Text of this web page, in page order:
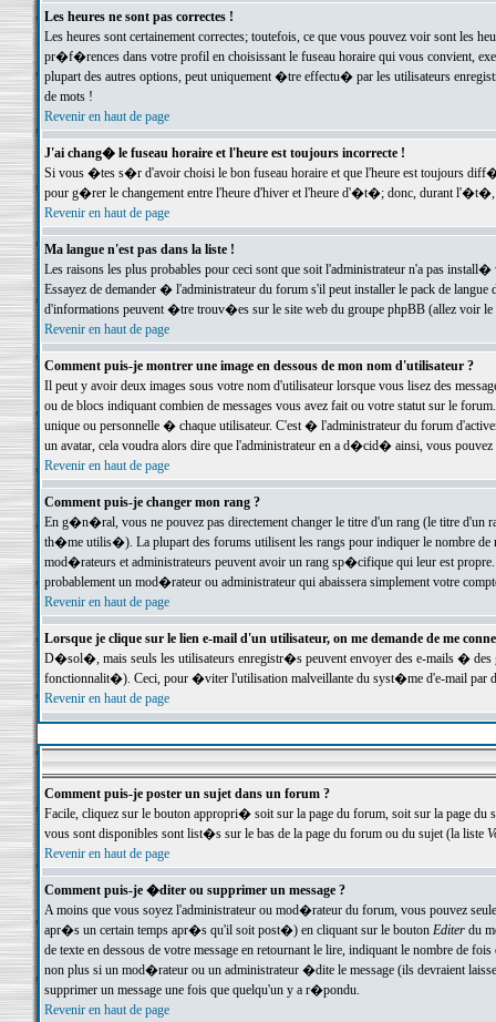
Les heures ne sont pas correctes !
Les heures sont certainement correctes; toutefois, ce que vous pouvez voir sont
pr�f�rences dans votre profil en choisissant le fuseau horaire qui vous convient,
plupart des autres options, peut uniquement �tre effectu� par les utilisateurs
de mots !
Revenir en haut de page
J'ai chang� le fuseau horaire et l'heure est toujours incorrecte !
Si vous �tes s�r d'avoir choisi le bon fuseau horaire et que l'heure est toujours
pour g�rer le changement entre l'heure d'hiver et l'heure d'�t�; donc, durant
Revenir en haut de page
Ma langue n'est pas dans la liste !
Les raisons les plus probables pour ceci sont que soit l'administrateur n'a pas
Essayez de demander � l'administrateur du forum s'il peut installer le pack de
d'informations peuvent �tre trouv�es sur le site web du groupe phpBB (allez voir le
Revenir en haut de page
Comment puis-je montrer une image en dessous de mon nom d'utilisateur ?
Il peut y avoir deux images sous votre nom d'utilisateur lorsque vous lisez des
ou de blocs indiquant combien de messages vous avez fait ou votre statut sur le
unique ou personnelle � chaque utilisateur. C'est � l'administrateur du forum
un avatar, cela voudra alors dire que l'administrateur en a d�cid� ainsi, vous
Revenir en haut de page
Comment puis-je changer mon rang ?
En g�n�ral, vous ne pouvez pas directement changer le titre d'un rang (le titre d'un
th�me utilis�). La plupart des forums utilisent les rangs pour indiquer le nombre de
mod�rateurs et administrateurs peuvent avoir un rang sp�cifique qui leur est
probablement un mod�rateur ou administrateur qui abaissera simplement votre
Revenir en haut de page
Lorsque je clique sur le lien e-mail d'un utilisateur, on me demande de me
D�sol�, mais seuls les utilisateurs enregistr�s peuvent envoyer des e-mails �
fonctionnalit�). Ceci, pour �viter l'utilisation malveillante du syst�me d'e-mail par
Revenir en haut de page
Comment puis-je poster un sujet dans un forum ?
Facile, cliquez sur le bouton appropri� soit sur la page du forum, soit sur la page du
vous sont disponibles sont list�s sur le bas de la page du forum ou du sujet (la liste
Revenir en haut de page
Comment puis-je �diter ou supprimer un message ?
A moins que vous soyez l'administrateur ou mod�rateur du forum, vous pouvez
apr�s un certain temps apr�s qu'il soit post�) en cliquant sur le bouton Editerdu
de texte en dessous de votre message en retournant le lire, indiquant le nombre
non plus si un mod�rateur ou un administrateur �dite le message (ils devraient
supprimer un message une fois que quelqu'un y a r�pondu.
Revenir en haut de page